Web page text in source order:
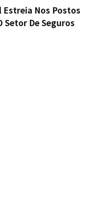
Estreia Nos Postos
Setor De Seguros